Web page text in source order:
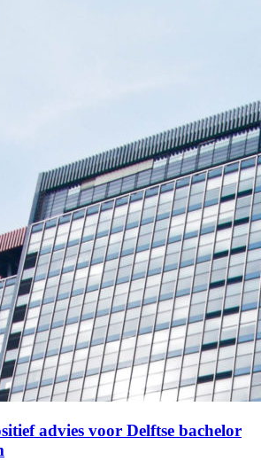
advies voor Delftse bachelor